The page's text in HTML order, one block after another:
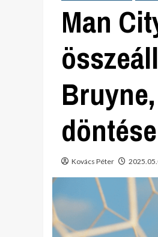
Man
Kovács Péter